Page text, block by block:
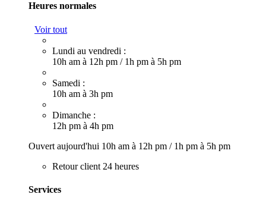
Heures normales
Voir tout
Lundi au vendredi :
10h am à 12h pm / 1h pm à 5h pm
Samedi :
10h am à 3h pm
Dimanche :
12h pm à 4h pm
Ouvert aujourd'hui 10h am à 12h pm / 1h pm à 5h pm
Retour client 24 heures
Services